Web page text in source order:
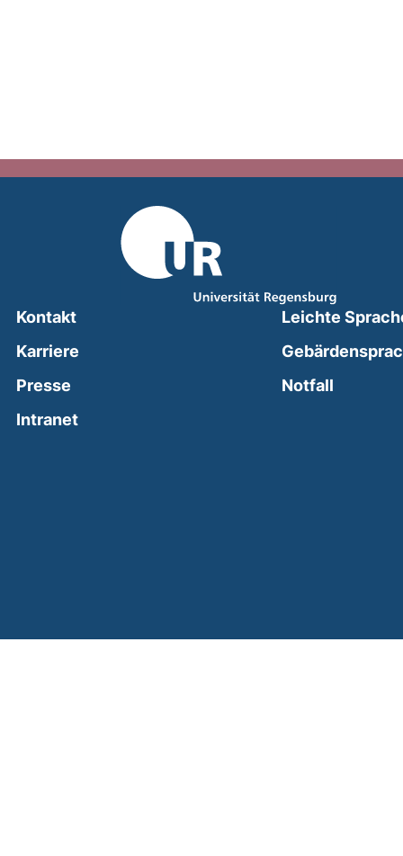
Kontakt
Karriere
Presse
Intranet(external link, opens in a new window)
Leichte
Notfall